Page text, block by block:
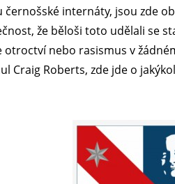
černošské internáty, jsou zde
že běloši toto udělali se
nebo rasismus v
Craig Roberts, zde jde o